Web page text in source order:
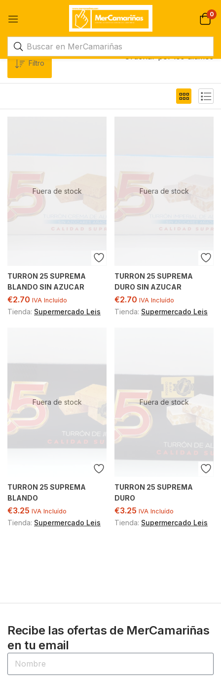
0
Filtro
Ordenar por los últimos
Fuera de stock
TURRON 25 SUPREMA
BLANDO SIN AZUCAR
€2.70 IVA Incluído
Tienda: Supermercado Leis
Fuera de stock
TURRON 25 SUPREMA
DURO SIN AZUCAR
€2.70 IVA Incluído
Tienda: Supermercado Leis
Fuera de stock
TURRON 25 SUPREMA
BLANDO
€3.25 IVA Incluído
Tienda: Supermercado Leis
Fuera de stock
TURRON 25 SUPREMA
DURO
€3.25 IVA Incluído
Tienda: Supermercado Leis
Recibe las ofertas de MerCamariñas
en tu email